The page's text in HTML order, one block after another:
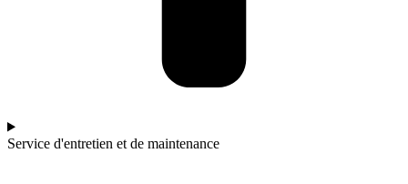
Service d'entretien et de maintenance